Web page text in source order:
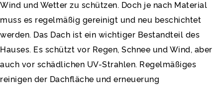
Wind und Wetter zu schützen. Doch je nach Material
muss es regelmäßig gereinigt und neu beschichtet
werden. Das Dach ist ein wichtiger Bestandteil des
Hauses. Es schützt vor Regen, Schnee und Wind, aber
auch vor schädlichen UV-Strahlen. Regelmäßiges
reinigen der Dachfläche und erneuerung